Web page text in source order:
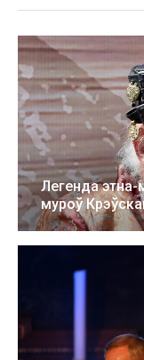
Легенда этна-
муроў
26 жнів 2024 13